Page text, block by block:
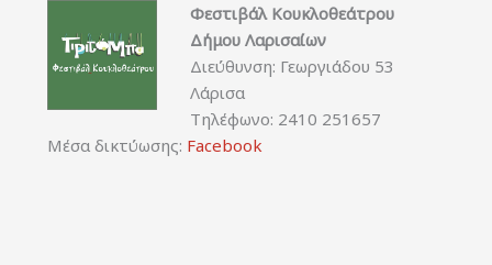
Φεστιβάλ Κουκλοθεάτρου
Δήμου Λαρισαίων
Διεύθυνση: Γεωργιάδου 53
Λάρισα
Τηλέφωνο: 2410 251657
Μέσα δικτύωσης: Facebook